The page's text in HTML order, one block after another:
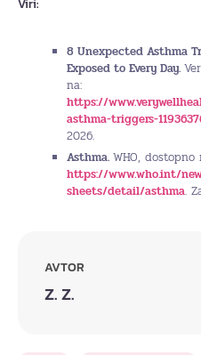
Viri:
8 Unexpected Asthma
Exposed to Every Day.
na:
https://
asthma-triggers-
2026.
Asthma. WHO, dostopno
https://www.who.int/
sheets/detail/asthma.
AVTOR
Z. Z.